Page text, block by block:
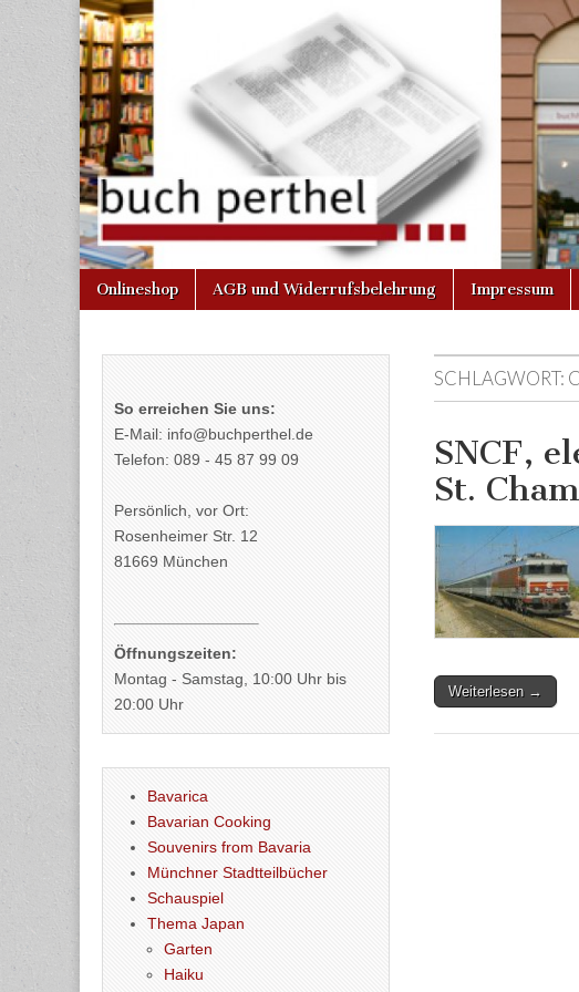
Buchhandlung
am Gasteig
Main
menu
Skip
Onlineshop AGB und Widerrufsbelehrung Impressum
SCHLAGWORT:
SNCF,
St.
Weiterlesen →
So erreichen Sie uns:
E-Mail: info@buchperthel.de
Telefon: 089 - 45 87 99 09
Persönlich, vor Ort:
Rosenheimer Str. 12
81669 München
Öffnungszeiten:
Montag - Samstag, 10:00 Uhr bis
20:00 Uhr
Bavarica
Bavarian Cooking
Souvenirs from Bavaria
Münchner Stadtteilbücher
Schauspiel
Thema Japan
Garten
Haiku